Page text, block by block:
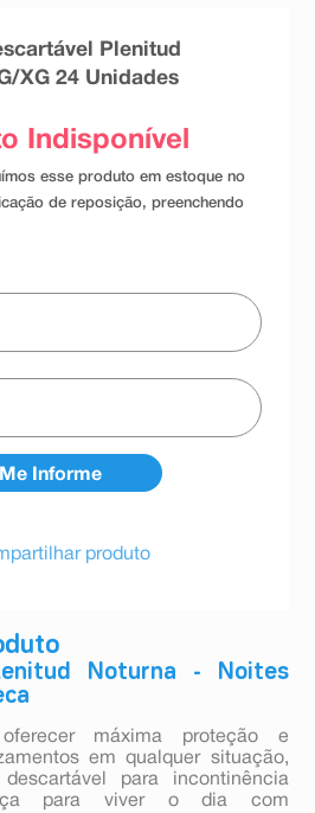
Noturna - Noites
máxima proteção e
em qualquer situação,
para incontinência
para viver o dia com
Plenitud
XG 24 Unidades
produto